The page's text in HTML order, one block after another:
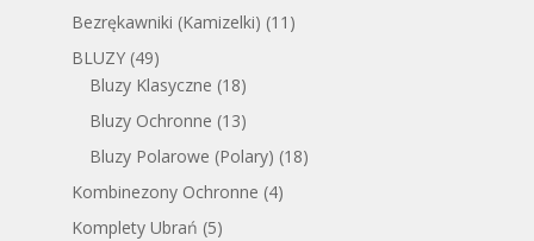
Bezrękawniki (Kamizelki) (11)
BLUZY (49)
Bluzy Klasyczne (18)
Bluzy Ochronne (13)
Bluzy Polarowe (Polary) (18)
Kombinezony Ochronne (4)
Komplety Ubrań (5)